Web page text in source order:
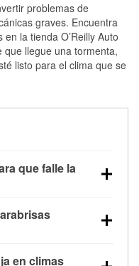
problemas de
graves. Encuentra
la tienda O’Reilly Auto
que llegue una tormenta,
listo para el clima que se
que falle la
hasta la mitad de
los 0 °F, lo que
en climas